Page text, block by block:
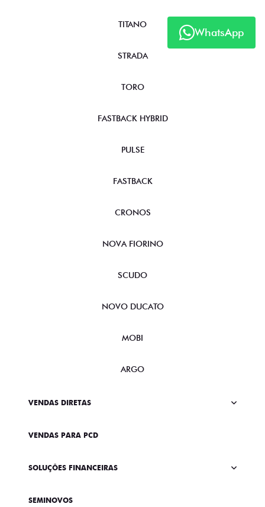
WhatsApp
TITANO
STRADA
TORO
FASTBACK HYBRID
PULSE
FASTBACK
CRONOS
NOVA FIORINO
SCUDO
NOVO DUCATO
MOBI
ARGO
VENDAS DIRETAS
VENDAS PARA PCD
SOLUÇÕES FINANCEIRAS
SEMINOVOS